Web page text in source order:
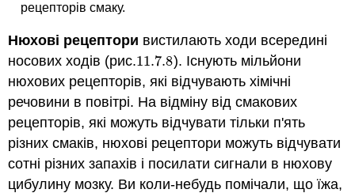
рецепторів смаку.
Нюхові рецептори вистилають ходи всередині
носових ходів (рис.11.7.8
11.7.8). Існують мільйони
нюхових рецепторів, які відчувають хімічні
речовини в повітрі. На відміну від смакових
рецепторів, які можуть відчувати тільки п'ять
різних смаків, нюхові рецептори можуть відчувати
сотні різних запахів і посилати сигнали в нюхову
цибулину мозку. Ви коли-небудь помічали, що їжа,